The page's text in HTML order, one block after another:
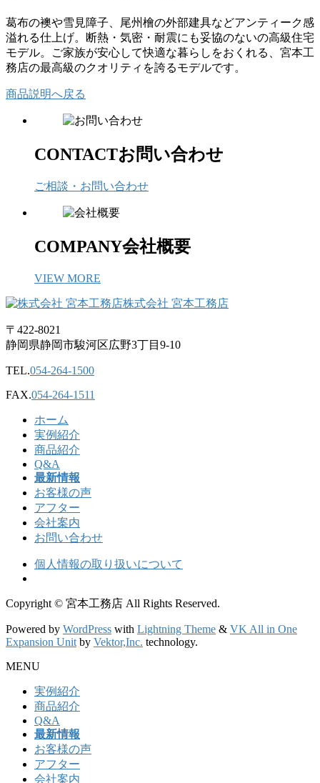
葛布の襖や雪見障子、尾州檜の外部建具などアンティーク感
溢れる仕上げ。断熱・気密・耐震にも妥協のないの高級住宅
モデル。ご家族が安心して快適な暮らしをおくれる、宮本工
務店の最高級のクオリティを誇るモデルです。
商品説明へ戻る
CONTACTお問い合わせ
ご相談・お問い合わせ
COMPANY会社概要
VIEW MORE
株式会社 宮本工務店
〒422-8021
静岡県静岡市駿河区広野3丁目9-10
TEL.054-264-1500
FAX.054-264-1511
ホーム
実例紹介
商品紹介
Q&A
最新情報
お客様の声
アフター
会社案内
お問い合わせ
個人情報の取り扱いについて
Copyright © 宮本工務店 All Rights Reserved.
Powered by WordPress with Lightning Theme & VK All in One
Expansion Unit by Vektor,Inc. technology.
MENU
実例紹介
商品紹介
Q&A
最新情報
お客様の声
アフター
会社案内